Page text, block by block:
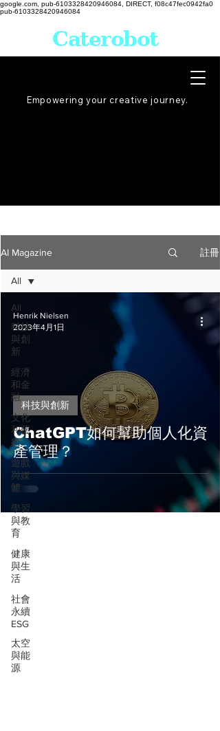
google.com, pub-6103328420946084, DIRECT, f08c47fec0942fa0
pub-6103328420946084
Empowering your creative journey.
Caterobot
AI Magazine 註冊
All
科技
與創
新
經濟
和金
融
文化
和藝
術
遊戲
與媒
體
學習
與教
育
健康
與生
活
社會
永續
ESG
太空
與能
源
All
ChatGPT如何幫助個人化資
產管理？
科技與創新
Henrik Nielsen
2023年4月1日